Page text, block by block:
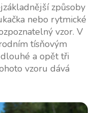
způsoby
nebo rytmické
vzor. V
tísňovým
a opět tři
vzoru dává